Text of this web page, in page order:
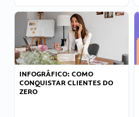
INFOGRÁFICO: COMO
CONQUISTAR CLIENTES DO
ZERO